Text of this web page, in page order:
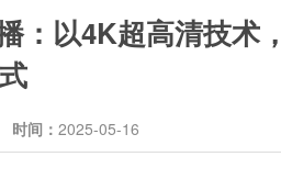
：以4K超高清技术
时间： 2025-05-16